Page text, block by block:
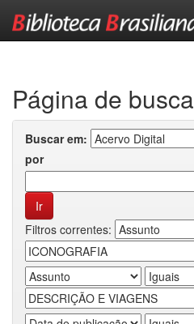
Página de busca
Buscar em:
por
Filtros correntes: